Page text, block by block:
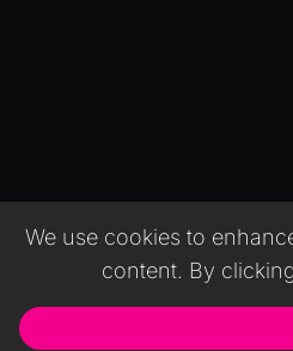
We use cookies to
content. By